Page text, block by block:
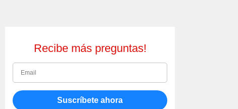
Recibe más preguntas!
Suscríbete ahora